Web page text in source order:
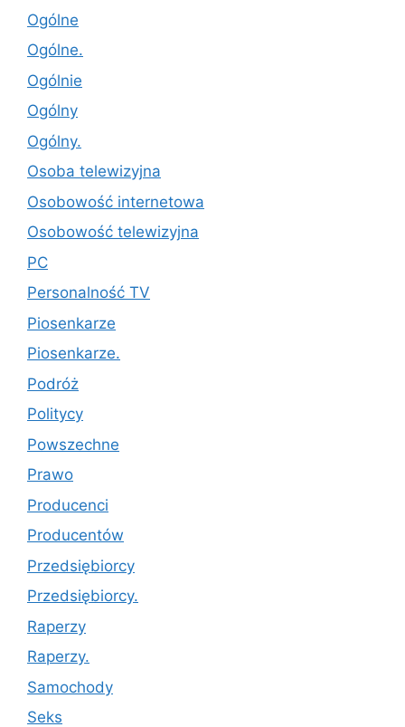
Ogólne
Ogólne.
Ogólnie
Ogólny
Ogólny.
Osoba telewizyjna
Osobowość internetowa
Osobowość telewizyjna
PC
Personalność TV
Piosenkarze
Piosenkarze.
Podróż
Politycy
Powszechne
Prawo
Producenci
Producentów
Przedsiębiorcy
Przedsiębiorcy.
Raperzy
Raperzy.
Samochody
Seks